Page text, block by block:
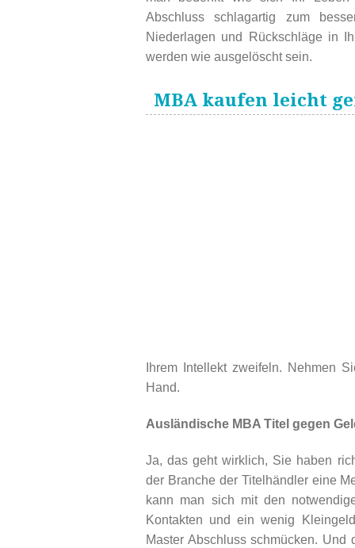
Abschluss schlagartig zum
Niederlagen und Rückschläge in
werden wie ausgelöscht sein.
MBA kaufen leicht
Ihrem Intellekt zweifeln. Nehmen
Hand.
Ausländische MBA Titel gegen
Ja, das geht wirklich, Sie haben
der Branche der Titelhändler eine
kann man sich mit den
Kontakten und ein wenig
Master Abschluss schmücken. Und